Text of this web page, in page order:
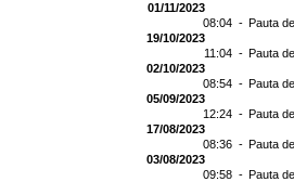
01/11/2023
08:04 - Pauta
19/10/2023
11:04 - Pauta
02/10/2023
08:54 - Pauta
05/09/2023
12:24 - Pauta
17/08/2023
08:36 - Pauta
03/08/2023
09:58 - Pauta